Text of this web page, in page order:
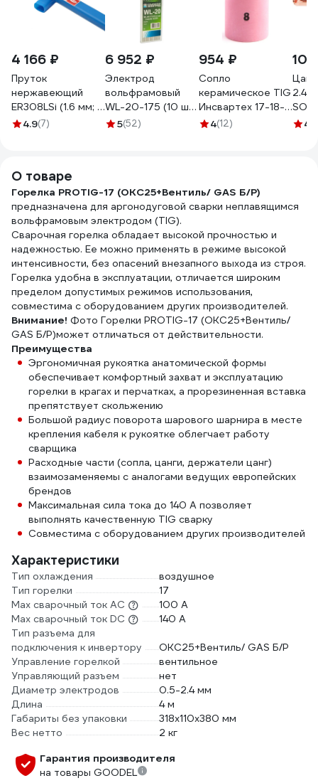
4 166 ₽
Пруток
нержавеющий
ER308LSi (1.6 мм; 5
кг) DEKA
4.9(7)
6 952 ₽
Электрод
вольфрамовый
WL-20-175 (10 шт;
2.4 мм; синий;
5(52)
954 ₽
Сопло
керамическое TIG
Инсвартех 17-18-
26 54N для
4(12)
2.4
4.9
О товаре
Горелка PROTIG-17 (OKC25+Вентиль/ GAS Б/Р)
предназначена для аргонодуговой сварки неплавящимся
вольфрамовым электродом (TIG).
Сварочная горелка обладает высокой прочностью и
надежностью. Ее можно применять в режиме высокой
интенсивности, без опасений внезапного выхода из строя.
Горелка удобна в эксплуатации, отличается широким
пределом допустимых режимов использования,
совместима с оборудованием других производителей.
Внимание! Фото Горелки PROTIG-17 (OKC25+Вентиль/
GAS Б/Р)может отличаться от действительности.
Преимущества
Эргономичная рукоятка анатомической формы
обеспечивает комфортный захват и эксплуатацию
горелки в крагах и перчатках, а прорезиненная вставка
препятствует скольжению
Большой радиус поворота шарового шарнира в месте
крепления кабеля к рукоятке облегчает работу
сварщика
Расходные части (сопла, цанги, держатели цанг)
взаимозаменяемы с аналогами ведущих европейских
брендов
Максимальная сила тока до 140 А позволяет
выполнять качественную TIG сварку
Совместима с оборудованием других производителей
Характеристики
Тип охлаждения
воздушное
Тип горелки
17
Max сварочный ток AC
100 А
Max сварочный ток DC
140 А
Тип разъема для
подключения к инвертору
OKC25+Вентиль/ GAS Б/Р
Управление горелкой
вентильное
Управляющий разъем
нет
Диаметр электродов
0.5-2.4 мм
Длина
4 м
Габариты без упаковки
318х110х380 мм
Вес нетто
2 кг
Гарантия производителя
на товары GOODEL